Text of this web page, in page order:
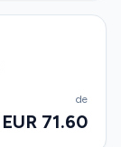
de
EUR 71.60